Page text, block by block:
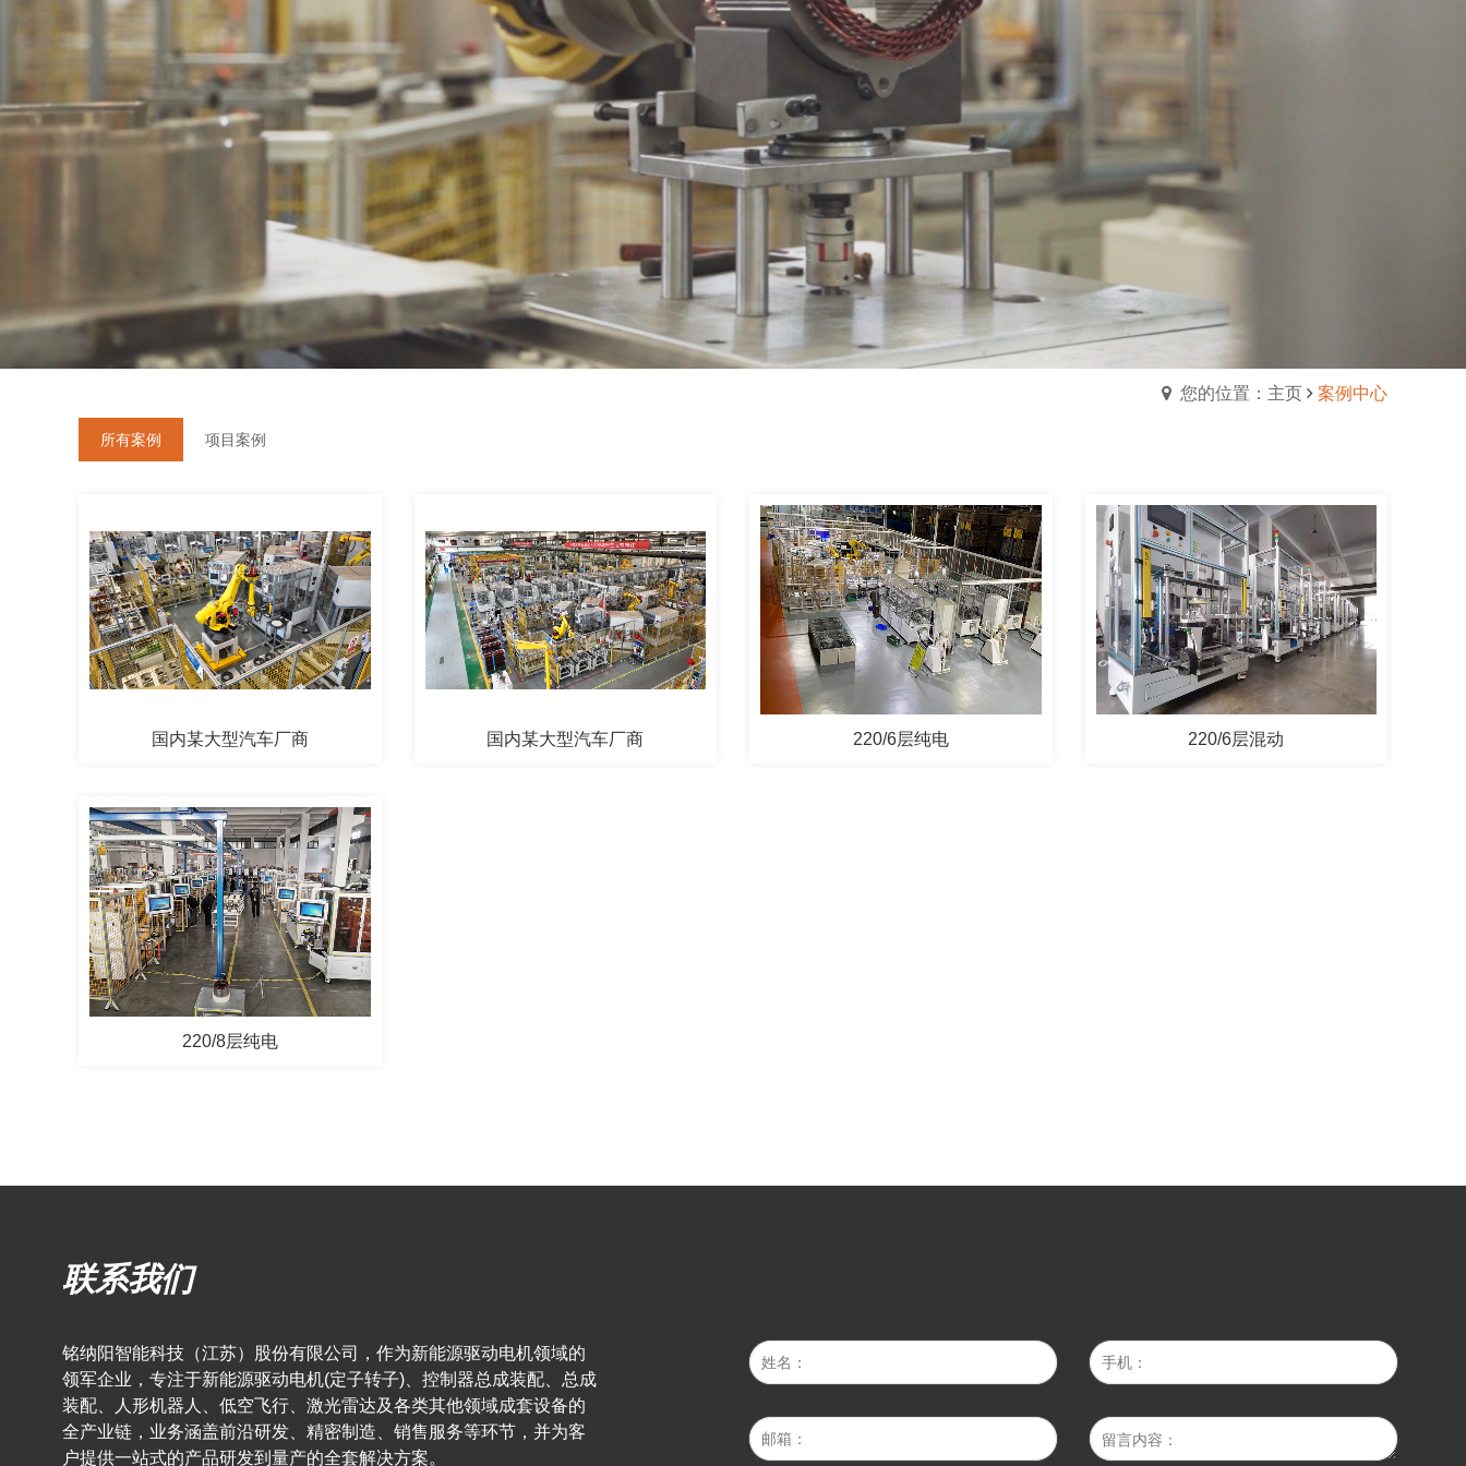
您的位置：主页 案例中心
所有案例 项目案例
国内某大型汽车厂商 国内某大型汽车厂商 220/6层纯电 220/6层混动
220/8层纯电
联系我们
铭纳阳智能科技（江苏）股份有限公司，作为新能源驱动电机领域的
领军企业，专注于新能源驱动电机(定子转子)、控制器总成装配、总成
装配、人形机器人、低空飞行、激光雷达及各类其他领域成套设备的
全产业链，业务涵盖前沿研发、精密制造、销售服务等环节，并为客
户提供一站式的产品研发到量产的全套解决方案。